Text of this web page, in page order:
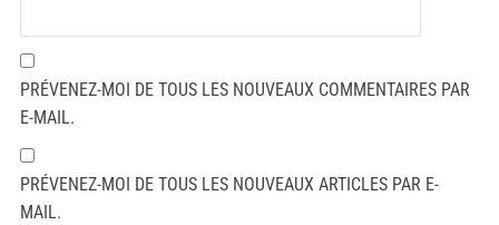
PRÉVENEZ-MOI DE TOUS LES NOUVEAUX COMMENTAIRES PAR
E-MAIL.
PRÉVENEZ-MOI DE TOUS LES NOUVEAUX ARTICLES PAR E-
MAIL.